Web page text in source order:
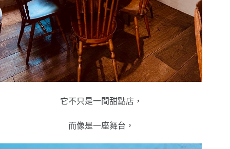
它不只是一間甜點店，
而像是一座舞台，